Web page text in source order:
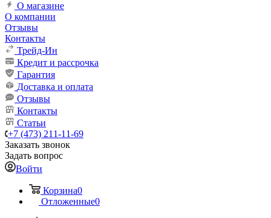
О магазине
О компании
Отзывы
Контакты
Трейд-Ин
Кредит и рассрочка
Гарантия
Доставка и оплата
Отзывы
Контакты
Статьи
+7 (473) 211-11-69
Заказать звонок
Задать вопрос
Войти
Корзина0
Отложенные0